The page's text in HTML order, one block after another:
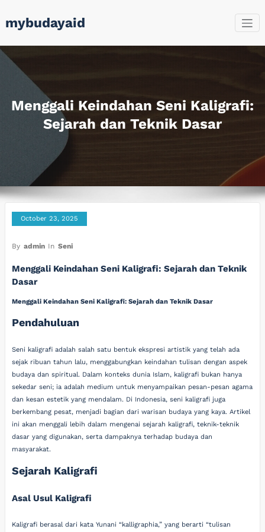
to
content
mybudayaid
Menggali Keindahan Seni Kaligrafi:
Sejarah dan Teknik Dasar
October 23, 2025
By admin In Seni
Menggali Keindahan Seni Kaligrafi: Sejarah dan Teknik
Dasar
Menggali Keindahan Seni Kaligrafi: Sejarah dan Teknik Dasar
Pendahuluan
Seni kaligrafi adalah salah satu bentuk ekspresi artistik yang telah ada
sejak ribuan tahun lalu, menggabungkan keindahan tulisan dengan aspek
budaya dan spiritual. Dalam konteks dunia Islam, kaligrafi bukan hanya
sekedar seni; ia adalah medium untuk menyampaikan pesan-pesan agama
dan kesan estetik yang mendalam. Di Indonesia, seni kaligrafi juga
berkembang pesat, menjadi bagian dari warisan budaya yang kaya. Artikel
ini akan menggali lebih dalam mengenai sejarah kaligrafi, teknik-teknik
dasar yang digunakan, serta dampaknya terhadap budaya dan
masyarakat.
Sejarah Kaligrafi
Asal Usul Kaligrafi
Kaligrafi berasal dari kata Yunani “kalligraphia,” yang berarti “tulisan